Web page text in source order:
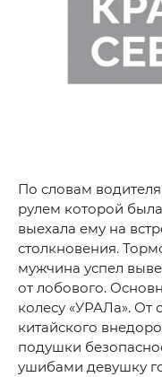
По словам
рулем которой
выехала ему на
столкновения.
мужчина успел
от лобового.
колесу «УРАЛа». От
китайского
подушки
ушибами девушку